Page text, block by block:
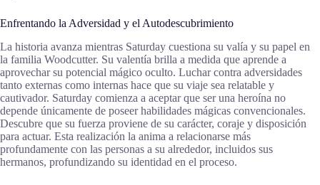
Enfrentando la Adversidad y el Autodescubrimiento
La historia avanza mientras Saturday cuestiona su valía y su papel en
la familia Woodcutter. Su valentía brilla a medida que aprende a
aprovechar su potencial mágico oculto. Luchar contra adversidades
tanto externas como internas hace que su viaje sea relatable y
cautivador. Saturday comienza a aceptar que ser una heroína no
depende únicamente de poseer habilidades mágicas convencionales.
Descubre que su fuerza proviene de su carácter, coraje y disposición
para actuar. Esta realización la anima a relacionarse más
profundamente con las personas a su alrededor, incluidos sus
hermanos, profundizando su identidad en el proceso.